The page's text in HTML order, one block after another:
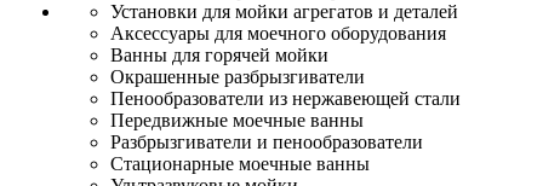
Установки для мойки агрегатов и деталей
Аксессуары для моечного оборудования
Ванны для горячей мойки
Окрашенные разбрызгиватели
Пенообразователи из нержавеющей стали
Передвижные моечные ванны
Разбрызгиватели и пенообразователи
Стационарные моечные ванны